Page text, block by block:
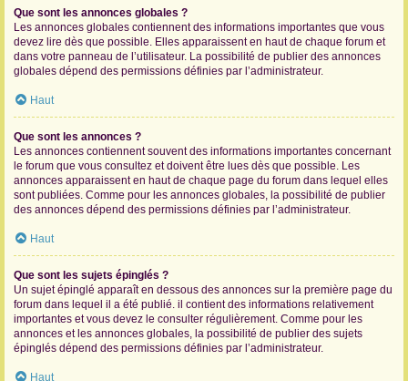
Que sont les annonces globales ?
Les annonces globales contiennent des informations importantes que vous
devez lire dès que possible. Elles apparaissent en haut de chaque forum et
dans votre panneau de l’utilisateur. La possibilité de publier des annonces
globales dépend des permissions définies par l’administrateur.
Haut
Que sont les annonces ?
Les annonces contiennent souvent des informations importantes concernant
le forum que vous consultez et doivent être lues dès que possible. Les
annonces apparaissent en haut de chaque page du forum dans lequel elles
sont publiées. Comme pour les annonces globales, la possibilité de publier
des annonces dépend des permissions définies par l’administrateur.
Haut
Que sont les sujets épinglés ?
Un sujet épinglé apparaît en dessous des annonces sur la première page du
forum dans lequel il a été publié. il contient des informations relativement
importantes et vous devez le consulter régulièrement. Comme pour les
annonces et les annonces globales, la possibilité de publier des sujets
épinglés dépend des permissions définies par l’administrateur.
Haut